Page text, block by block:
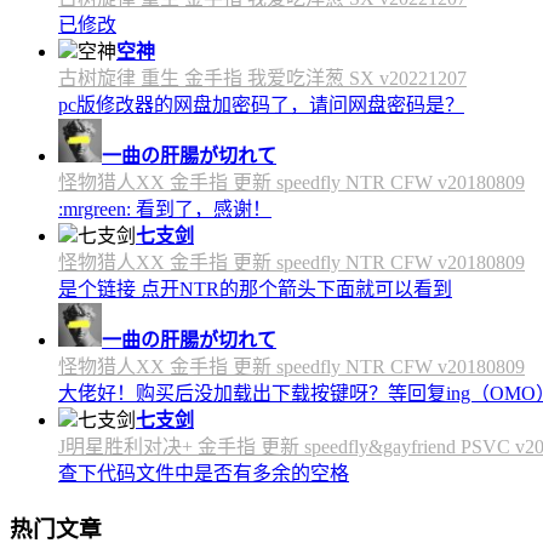
已修改
空神
古树旋律 重生 金手指 我爱吃洋葱 SX v20221207
pc版修改器的网盘加密码了，请问网盘密码是？
一曲の肝腸が切れて
怪物猎人XX 金手指 更新 speedfly NTR CFW v20180809
:mrgreen: 看到了，感谢！
七支剑
怪物猎人XX 金手指 更新 speedfly NTR CFW v20180809
是个链接 点开NTR的那个箭头下面就可以看到
一曲の肝腸が切れて
怪物猎人XX 金手指 更新 speedfly NTR CFW v20180809
大佬好！购买后没加载出下载按键呀？等回复ing（OMO
七支剑
J明星胜利对决+ 金手指 更新 speedfly&gayfriend PSVC
查下代码文件中是否有多余的空格
热门文章